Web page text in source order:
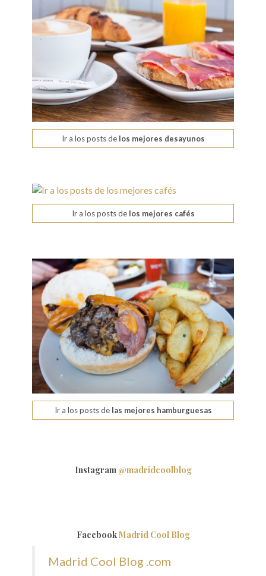
Ir a los posts delos mejores desayunos
Ir a los posts delos mejores cafés
Ir a los posts delas mejores hamburguesas
Instagram @madridcoolblog
FacebookMadrid Cool Blog
Madrid Cool Blog .com